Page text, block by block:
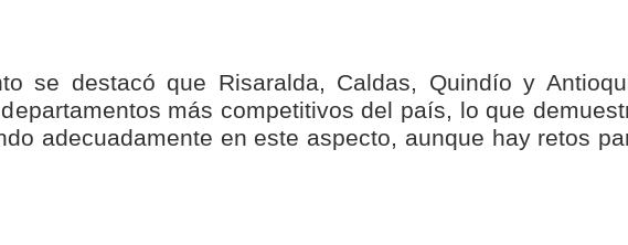
/ Villarrica avanza hacia una ruta definitiva de reasentamiento
/ Alcaldía de Cartagena avanza en trabajos contra las inundaciones con
se destacó que Risaralda, Caldas, Quindío y
más competitivos del país, lo que
adecuadamente en este aspecto, aunque hay retos